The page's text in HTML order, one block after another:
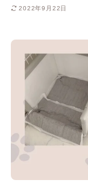
2022年9月22日